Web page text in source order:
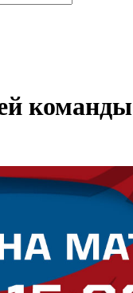
команды